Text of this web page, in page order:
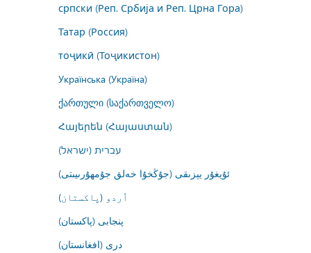
српски (Реп. Србија и Реп. Црна Гора)
Татар (Россия)
тоҷикӣ (Тоҷикистон)
Українська (Україна)
ქართული (საქართველო)
Հայերեն (Հայաստան)
עברית (ישראל)
ئۇيغۇر يېزىقى (جۇڭخۇا خەلق جۇمھۇرىيىتى)
اُردو (پاکستان)
پنجابی (پاکستان)
درى (افغانستان)